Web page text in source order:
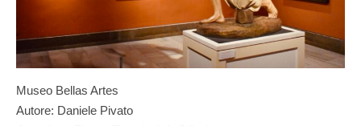
Museo Bellas Artes
Autore: Daniele Pivato